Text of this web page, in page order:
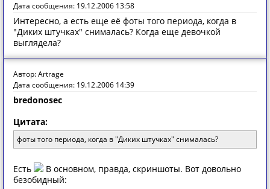
Дата сообщения: 19.12.2006 13:58
Интересно, а есть еще её фоты того периода, когда в
"Диких штучках" снималась? Когда еще девочкой
выглядела?
Автор: Artrage
Дата сообщения: 19.12.2006 14:39
bredonosec
Цитата:
фоты того периода, когда в "Диких штучках" снималась?
Есть
В основном, правда, скриншоты. Вот довольно
безобидный: